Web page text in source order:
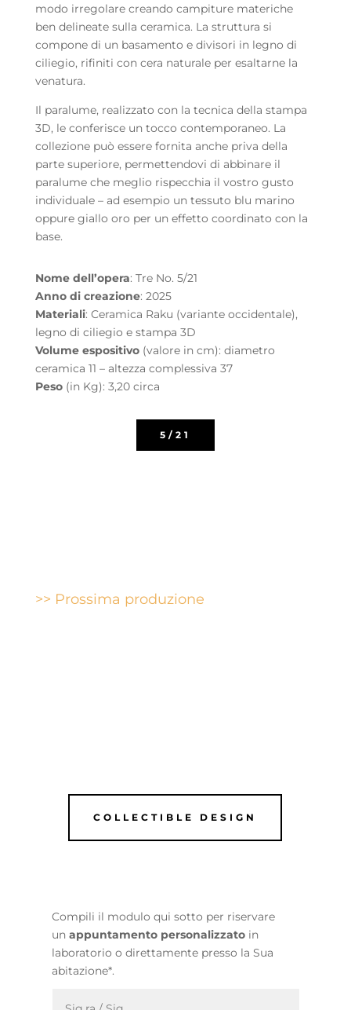
modo irregolare creando campiture materiche
ben delineate sulla ceramica. La struttura si
compone di un basamento e divisori in legno di
ciliegio, rifiniti con cera naturale per esaltarne la
venatura.
Il paralume, realizzato con la tecnica della stampa
3D, le conferisce un tocco contemporaneo. La
collezione può essere fornita anche priva della
parte superiore, permettendovi di abbinare il
paralume che meglio rispecchia il vostro gusto
individuale – ad esempio un tessuto blu marino
oppure giallo oro per un effetto coordinato con la
base.
Nome dell’opera: Tre No. 5/21
Anno di creazione: 2025
Materiali: Ceramica Raku (variante occidentale),
legno di ciliegio e stampa 3D
Volume espositivo(valore in cm): diametro
ceramica 11 – altezza complessiva 37
Peso(in Kg): 3,20 circa
5/21
>> Prossima produzione
COLLECTIBLE DESIGN
Compili il modulo qui sotto per riservare
unappuntamento personalizzato in
laboratorio o direttamente presso la Sua
abitazione*.